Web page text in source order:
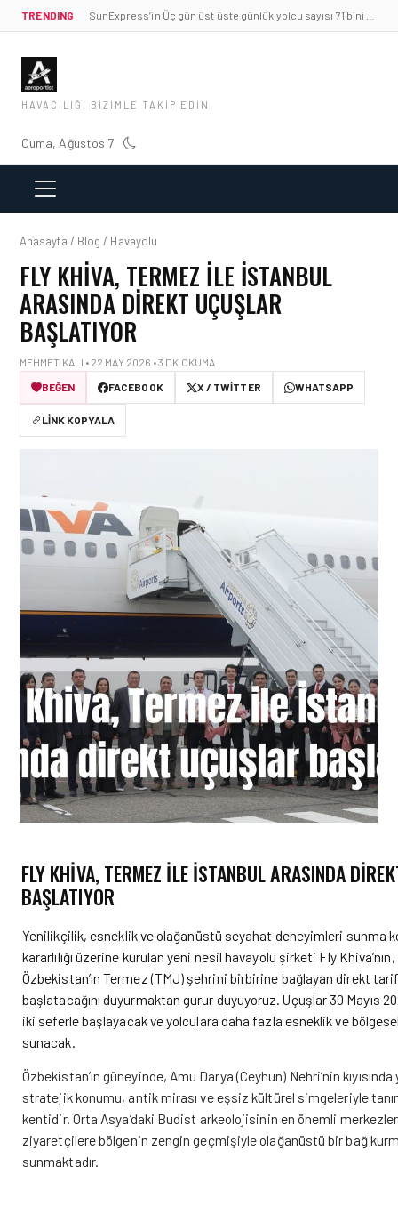
TRENDING
HAVACILIĞI BIZIMLE TAKIP EDIN
Cuma, Ağustos 7
Anasayfa / Blog / Havayolu
FLY KHIVA, TERMEZ ILE İSTANBUL
ARASINDA DIREKT UÇUŞLAR
BAŞLATIYOR
MEHMET KALI • 22 MAY 2026 • 3 DK OKUMA
BEĞEN
FACEBOOK X / TWITTER WHATSAPP
LINK KOPYALA
FLY KHIVA, TERMEZ ILE İSTANBUL ARASINDA
BAŞLATIYOR
Yenilikçilik, esneklik ve olağanüstü seyahat deneyimleri sunma
kararlılığı üzerine kurulan yeni nesil havayolu şirketi Fly
Özbekistan’ın Termez (TMJ) şehrini birbirine bağlayan direkt
başlatacağını duyurmaktan gurur duyuyoruz. Uçuşlar 30 Mayıs
iki seferle başlayacak ve yolculara daha fazla esneklik ve
sunacak.
Özbekistan’ın güneyinde, Amu Darya (Ceyhun) Nehri’nin
stratejik konumu, antik mirası ve eşsiz kültürel simgeleriyle
kentidir. Orta Asya’daki Budist arkeolojisinin en önemli
ziyaretçilere bölgenin zengin geçmişiyle olağanüstü bir bağ
sunmaktadır.